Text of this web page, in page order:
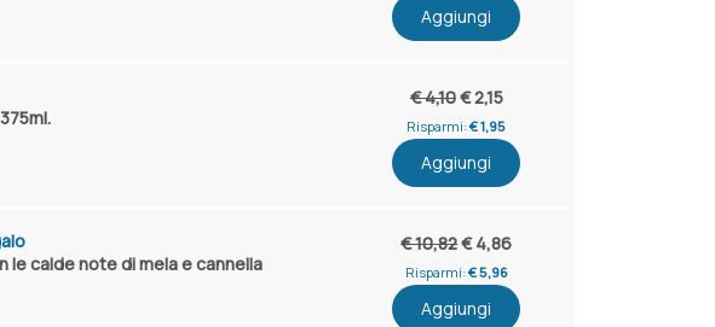
Aggiungi
€ 4,10€ 2,15
Risparmi:€ 1,95
Aggiungi
calde note di mela e cannella
€ 10,82€ 4,86
Risparmi:€ 5,96
Aggiungi